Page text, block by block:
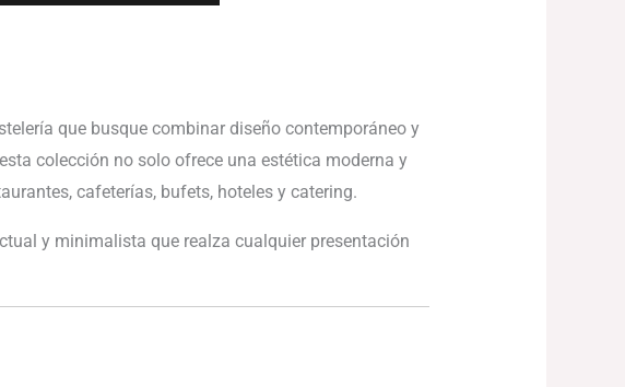
que busque combinar diseño contemporáneo y
colección no solo ofrece una estética moderna y
cafeterías, bufets, hoteles y catering.
y minimalista que realza cualquier presentación